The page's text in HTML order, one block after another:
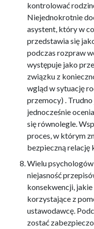
kontrolować
Niejednokrotnie
asystent, który w
przedstawia się
podczas rozpraw
występuje jako
związku z
wgląd w sytuację
przemocy) .
jednocześnie
się równolegle.
proces, w którym
bezpieczną relację
Wielu
niejasność
konsekwencji,
korzystające z
ustawodawcę.
zostać